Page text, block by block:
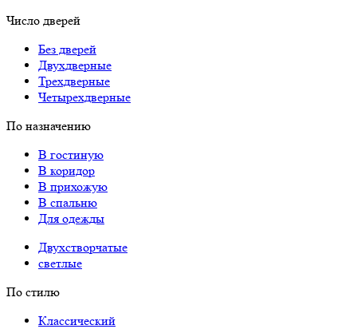
Число дверей
Без дверей
Двухдверные
Трехдверные
Четырехдверные
По назначению
В гостиную
В коридор
В прихожую
В спальню
Для одежды
Двухстворчатые
светлые
По стилю
Классический